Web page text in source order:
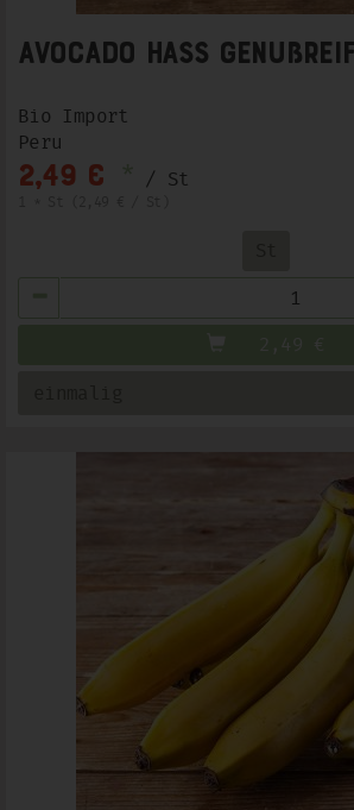
Avocado Hass genußreif
Bio Import
Peru
2,49 € / St